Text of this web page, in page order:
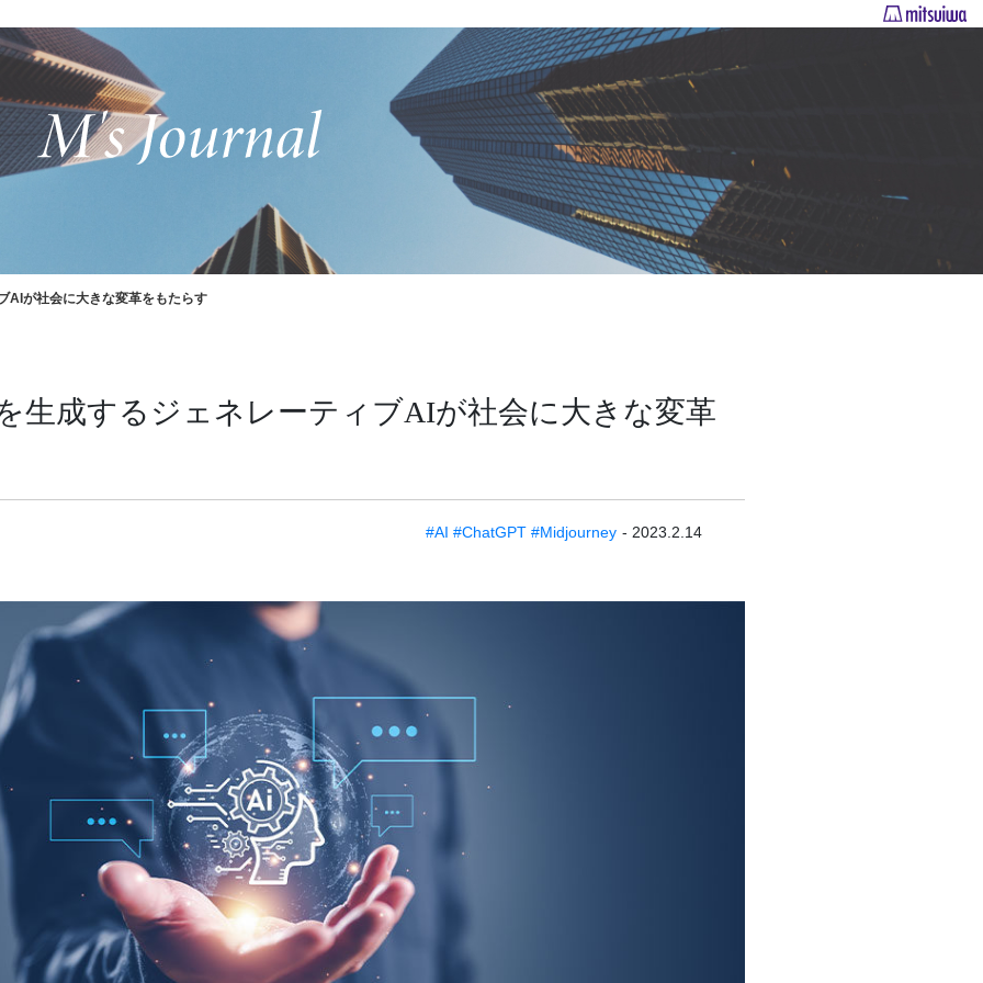
AIが社会に大きな変革をもたらす
生成するジェネレーティブAIが社会に大きな変革
#AI #ChatGPT #Midjourney - 2023.2.14